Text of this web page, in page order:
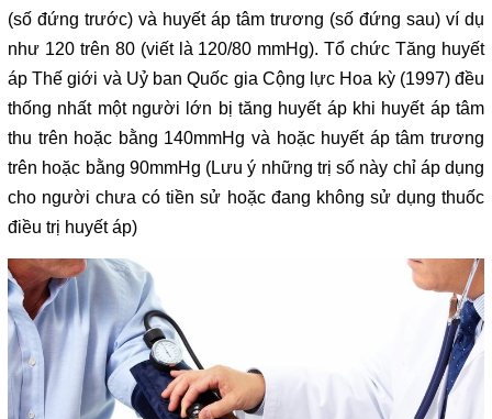
(số đứng trước) và huyết áp tâm trương (số đứng sau) ví dụ
như 120 trên 80 (viết là 120/80 mmHg). Tổ chức Tăng huyết
áp Thế giới và Uỷ ban Quốc gia Cộng lực Hoa kỳ (1997) đều
thống nhất một người lớn bị tăng huyết áp khi huyết áp tâm
thu trên hoặc bằng 140mmHg và hoặc huyết áp tâm trương
trên hoặc bằng 90mmHg (Lưu ý những trị số này chỉ áp dụng
cho người chưa có tiền sử hoặc đang không sử dụng thuốc
điều trị huyết áp)